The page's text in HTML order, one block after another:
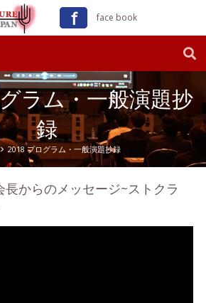
ｆ face book
ラム・一般演題抄
録
2018 プログラム・一般演題抄録
からのメッセージ~ストクラ